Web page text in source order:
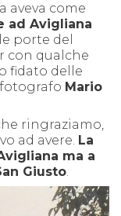
aveva come
ad Avigliana
porte del
con qualche
fidato delle
Mario
ringraziamo,
ad avere. La
ma a
Giusto.